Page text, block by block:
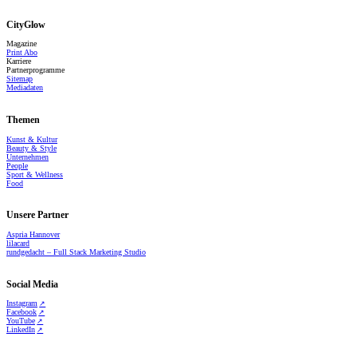
CityGlow
Magazine
Print Abo
Karriere
Partnerprogramme
Sitemap
Mediadaten
Themen
Kunst & Kultur
Beauty & Style
Unternehmen
People
Sport & Wellness
Food
Unsere Partner
Aspria Hannover
lilacard
rundgedacht – Full Stack Marketing Studio
Social Media
Instagram
Facebook
YouTube
LinkedIn